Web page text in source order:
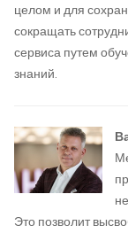
целом и для
сокращать
сервиса путем
знаний.
Это позволит